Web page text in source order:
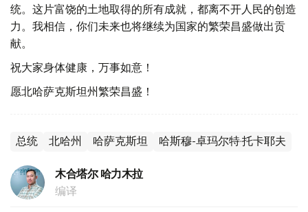
统。这片富饶的土地取得的所有成就，都离不开人民的创造
力。我相信，你们未来也将继续为国家的繁荣昌盛做出贡
献。
祝大家身体健康，万事如意！
愿北哈萨克斯坦州繁荣昌盛！
总统 北哈州 哈萨克斯坦 哈斯穆-卓玛尔特·托卡耶夫
木合塔尔 哈力木拉
编译